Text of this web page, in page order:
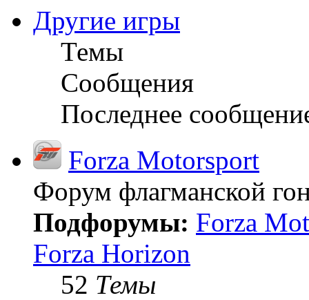
Другие игры
Темы
Сообщения
Последнее
Forza Motorsport
Форум флагманской
Подфорумы: Forza
Forza Horizon
52 Темы